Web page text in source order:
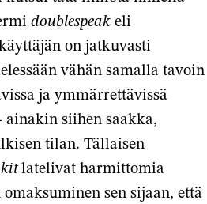
doublespeakeli
on jatkuvasti
vähän samalla tavoin
ja ymmärrettävissä
siihen saakka,
tilan. Tällaisen
latelivat harmittomia
sen sijaan, että